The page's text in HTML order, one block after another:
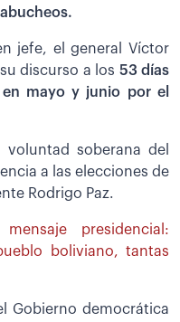
jefe, el general Víctor
discurso a los 53 días
mayo y junio por el
soberana del
a las elecciones de
Rodrigo Paz.
presidencial:
boliviano, tantas
Gobierno democrática